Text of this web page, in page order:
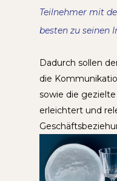
Teilnehmer mit
besten zu seinen
Dadurch sollen
die
sowie die
erleichtert und